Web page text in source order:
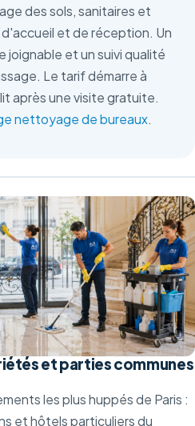
des sols, sanitaires et
et de réception. Un
et un suivi qualité
Le tarif démarre à
après une visite gratuite.
nettoyage de bureaux.
et parties communes
les plus huppés de Paris :
et hôtels particuliers du